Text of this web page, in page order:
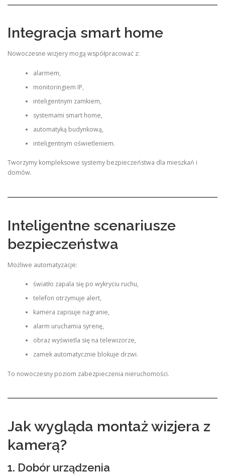
Integracja smart home
Nowoczesne wizjery mogą współpracować z:
alarmem,
monitoringiem IP,
inteligentnym zamkiem,
systemami smart home,
automatyką budynkową,
inteligentnym oświetleniem.
Tworzymy kompleksowe systemy bezpieczeństwa dla mieszkań i
domów.
Inteligentne scenariusze
bezpieczeństwa
Możliwe automatyzacje:
światło zapala się po wykryciu ruchu,
telefon otrzymuje alert,
kamera zapisuje nagranie,
alarm uruchamia syrenę,
obraz wyświetla się na telewizorze,
zamek automatycznie blokuje drzwi.
To nowoczesny poziom zabezpieczenia nieruchomości.
Jak wygląda montaż wizjera z
kamerą?
1. Dobór urządzenia